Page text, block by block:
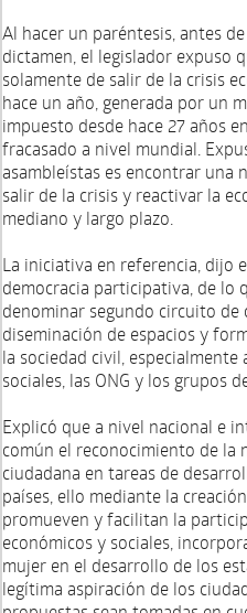
Al hacer un paréntesis, antes
dictamen, el legislador expuso
solamente de salir de la crisis
hace un año, generada por un
impuesto desde hace 27 años
fracasado a nivel mundial.
asambleístas es encontrar una
salir de la crisis y reactivar la
mediano y largo plazo.
La iniciativa en referencia, dijo
democracia participativa, de lo
denominar segundo circuito de
diseminación de espacios y
la sociedad civil,
sociales, las ONG y los grupos
Explicó que a nivel nacional e
común el reconocimiento de la
ciudadana en tareas de
países, ello mediante la
promueven y facilitan la
económicos y sociales,
mujer en el desarrollo de los
legítima aspiración de los